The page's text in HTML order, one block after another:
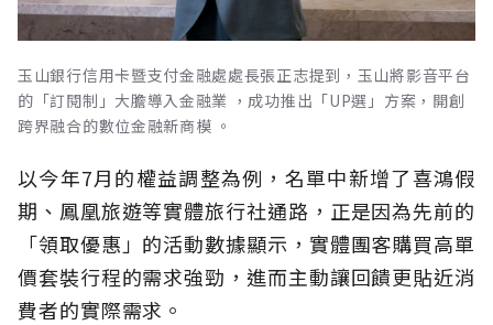
玉山銀行信用卡暨支付金融處處長張正志提到，玉山將影音平台
的「訂閱制」大膽導入金融業 ，成功推出「UP選」方案，開創
跨界融合的數位金融新商模 。
以今年7月的權益調整為例，名單中新增了喜鴻假
期、鳳凰旅遊等實體旅行社通路，正是因為先前的
「領取優惠」的活動數據顯示，實體團客購買高單
價套裝行程的需求強勁，進而主動讓回饋更貼近消
費者的實際需求。